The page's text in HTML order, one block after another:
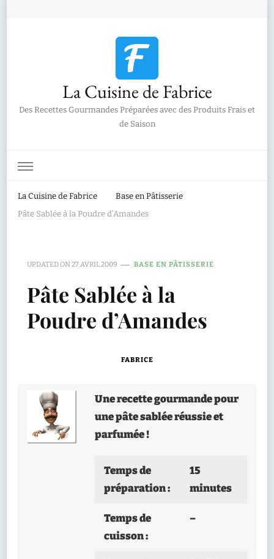
La Cuisine de Fabrice
Des Recettes Gourmandes Préparées avec des Produits Frais et
de Saison
La Cuisine de Fabrice
Base en Pâtisserie
Pâte Sablée à la Poudre d’Amandes
UPDATED ON27 AVRIL 2009 BASE EN PÂTISSERIE
Pâte Sablée à la
Poudre d’Amandes
FABRICE
Une recette gourmande pour
une pâte sablée réussie et
parfumée !
Temps de
préparation :
15
minutes
Temps de
cuisson :
–